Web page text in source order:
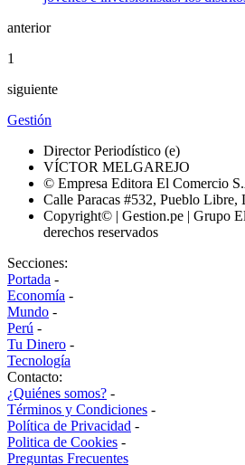
anterior
1
siguiente
Gestión
Director Periodístico (e)
VÍCTOR MELGAREJO
© Empresa Editora El Comercio
Calle Paracas #532, Pueblo Libre,
Copyright© | Gestion.pe | Grupo
derechos reservados
Secciones:
Portada -
Economía -
Mundo -
Perú -
Tu Dinero -
Tecnología
Contacto:
¿Quiénes somos? -
Términos y Condiciones -
Política de Privacidad -
Politica de Cookies -
Preguntas Frecuentes